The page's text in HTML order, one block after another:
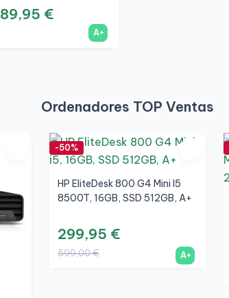
89,95 €
A+
Ordenadores TOP Ventas
-50%
HP EliteDesk 800 G4 Mini I5
8500T, 16GB, SSD 512GB, A+
299,95 €
599,00 € A+